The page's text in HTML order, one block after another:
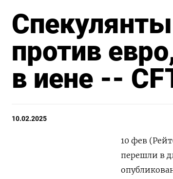
против
в иене --
10.02.2025
10 фев
перешли в